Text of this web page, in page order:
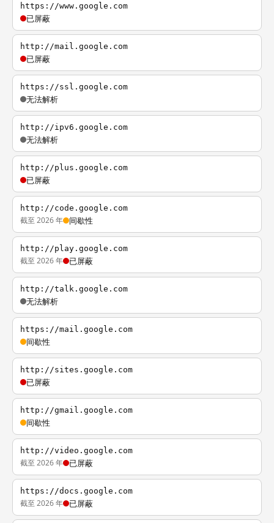
https://www.google.com
已屏蔽
http://mail.google.com
已屏蔽
https://ssl.google.com
无法解析
http://ipv6.google.com
无法解析
http://plus.google.com
已屏蔽
http://code.google.com
截至 2026 年 间歇性
http://play.google.com
截至 2026 年 已屏蔽
http://talk.google.com
无法解析
https://mail.google.com
间歇性
http://sites.google.com
已屏蔽
http://gmail.google.com
间歇性
http://video.google.com
截至 2026 年 已屏蔽
https://docs.google.com
截至 2026 年 已屏蔽